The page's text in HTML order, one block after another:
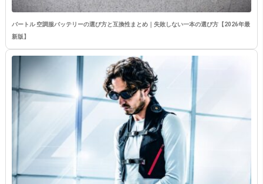
バートル 空調服バッテリーの選び方と互換性まとめ｜失敗しない一本の選び方【2026年最
新版】